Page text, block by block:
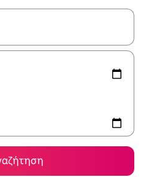
διαθέσιμα, μπορείτε να